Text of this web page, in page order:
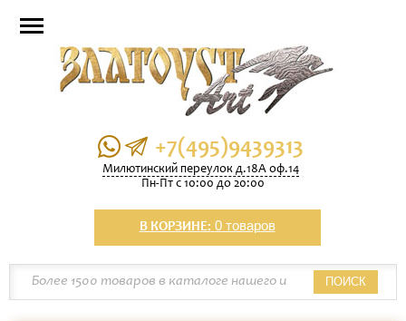
+7(495)9439313
Милютинский переулок д.18А оф.14
Пн-Пт с 10:00 до 20:00
В КОРЗИНЕ: 0 товаров
ПОИСК